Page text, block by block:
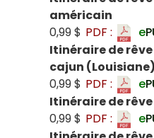
américain
0,99 $ PDF : e
Itinéraire de
cajun (Louisiane)
0,99 $ PDF : e
Itinéraire de
0,99 $ PDF : e